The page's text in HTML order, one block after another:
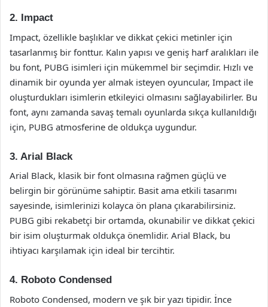
2. Impact
Impact, özellikle başlıklar ve dikkat çekici metinler için
tasarlanmış bir fonttur. Kalın yapısı ve geniş harf aralıkları ile
bu font, PUBG isimleri için mükemmel bir seçimdir. Hızlı ve
dinamik bir oyunda yer almak isteyen oyuncular, Impact ile
oluşturdukları isimlerin etkileyici olmasını sağlayabilirler. Bu
font, aynı zamanda savaş temalı oyunlarda sıkça kullanıldığı
için, PUBG atmosferine de oldukça uygundur.
3. Arial Black
Arial Black, klasik bir font olmasına rağmen güçlü ve
belirgin bir görünüme sahiptir. Basit ama etkili tasarımı
sayesinde, isimlerinizi kolayca ön plana çıkarabilirsiniz.
PUBG gibi rekabetçi bir ortamda, okunabilir ve dikkat çekici
bir isim oluşturmak oldukça önemlidir. Arial Black, bu
ihtiyacı karşılamak için ideal bir tercihtir.
4. Roboto Condensed
Roboto Condensed, modern ve şık bir yazı tipidir. İnce